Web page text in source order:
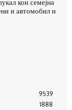
кон семејна
и автомобил и
9539
1888